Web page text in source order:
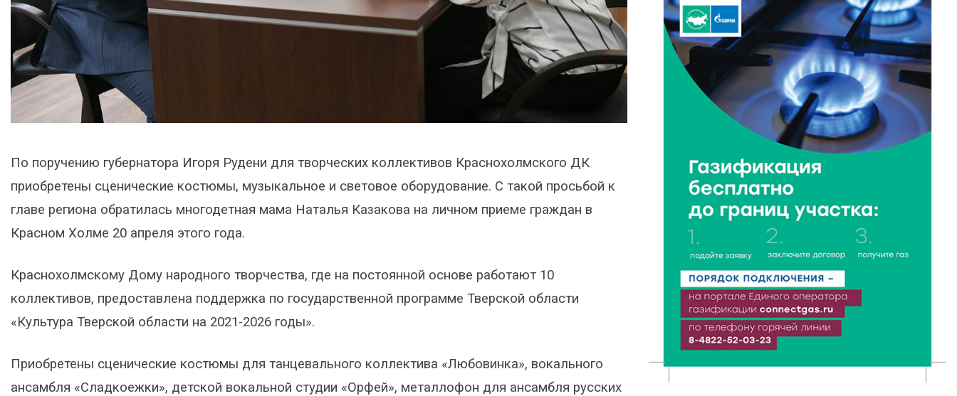
По поручению губернатора Игоря Рудени для творческих коллективов Краснохолмского ДК
приобретены сценические костюмы, музыкальное и световое оборудование. С такой просьбой к
главе региона обратилась многодетная мама Наталья Казакова на личном приеме граждан в
Красном Холме 20 апреля этого года.
Краснохолмскому Дому народного творчества, где на постоянной основе работают 10
коллективов, предоставлена поддержка по государственной программе Тверской области
«Культура Тверской области на 2021-2026 годы».
Приобретены сценические костюмы для танцевального коллектива «Любовинка», вокального
ансамбля «Сладкоежки», детской вокальной студии «Орфей», металлофон для ансамбля русских
область запускает масштабный экопроект
7 Авг 2026 18:52 340
В Ржеве чествовали работников строительной
отрасли
7 Авг 2026 18:10 87
Зарядка со стражем порядка объединила детей в
«Чайке»
В Нило-Столобенской пустыни началась
реставрация фасада исторической
Крестовоздвиженской церкви
7 Авг 2026 18:01 124
День арбуза отметили ребята в Андреапольском
Доме культуры